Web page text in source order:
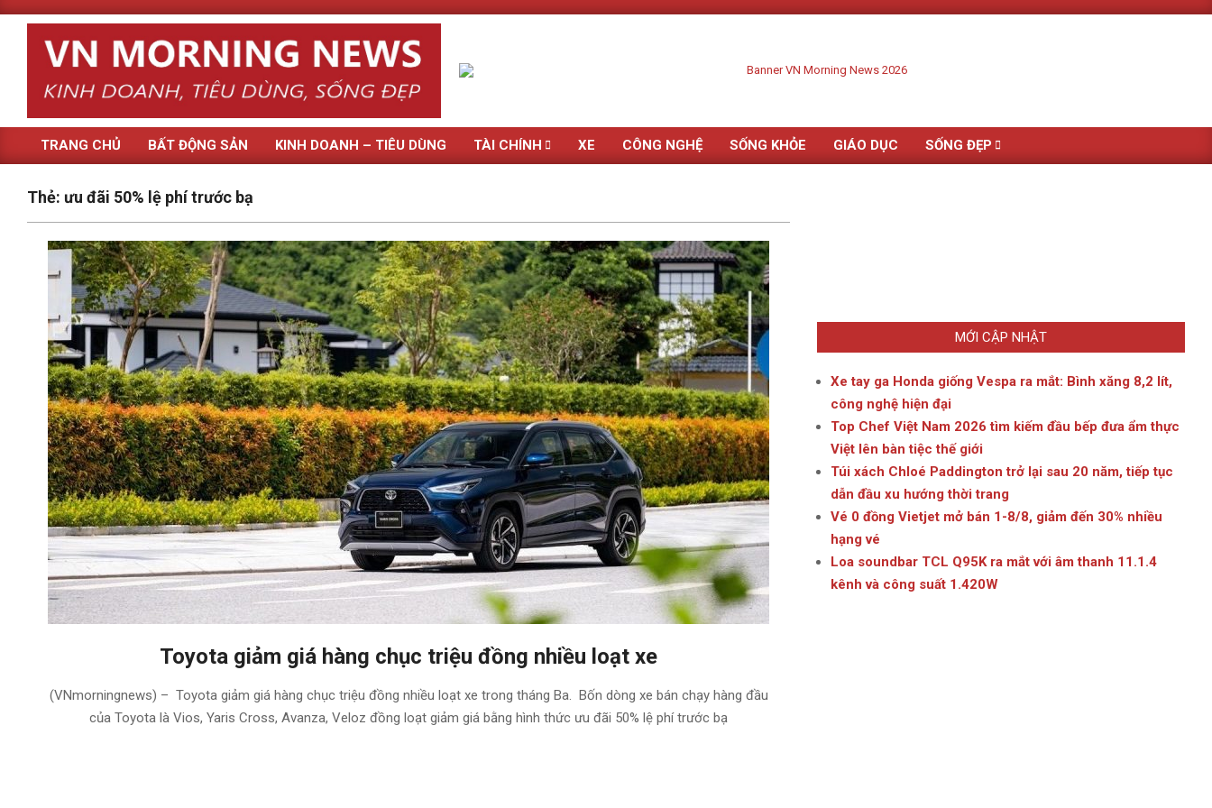
Skip
Primary
Menu
TRANG CHỦ BẤT ĐỘNG SẢN KINH DOANH – TIÊU DÙNG TÀI CHÍNH XE CÔNG NGHỆ SỐNG KHỎE GIÁO DỤC SỐNG ĐẸP
Thẻ: ưu đãi 50% lệ phí trước bạ
Toyota giảm giá hàng chục triệu đồng nhiều loạt xe
03-
(VNmorningnews) – Toyota giảm giá hàng chục triệu đồng nhiều loạt xe trong tháng Ba. Bốn dòng xe bán chạy hàng đầu
của Toyota là Vios, Yaris Cross, Avanza, Veloz đồng loạt giảm giá bằng hình thức ưu đãi 50% lệ phí trước bạ
MỚI CẬP NHẬT
Xe tay ga Honda giống Vespa ra mắt: Bình xăng 8,2 lít,
công nghệ hiện đại
Top Chef Việt Nam 2026 tìm kiếm đầu bếp đưa ẩm thực
Việt lên bàn tiệc thế giới
Túi xách Chloé Paddington trở lại sau 20 năm, tiếp tục
dẫn đầu xu hướng thời trang
Vé 0 đồng Vietjet mở bán 1-8/8, giảm đến 30% nhiều
hạng vé
Loa soundbar TCL Q95K ra mắt với âm thanh 11.1.4
kênh và công suất 1.420W